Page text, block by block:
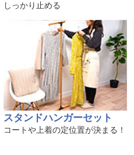
しっかり止める
スタンドハンガーセット
コートや上着の定位置が決まる！